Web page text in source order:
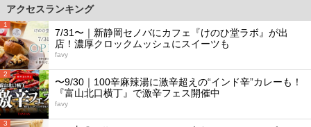
アクセスランキング
1
7/31〜｜新静岡セノバにカフェ『けのひ堂ラボ』が出
店！濃厚クロックムッシュにスイーツも
favy
2
〜9/30｜100辛麻辣湯に激辛超えの“インド辛”カレーも！
『富山北口横丁』で激辛フェス開催中
favy
3